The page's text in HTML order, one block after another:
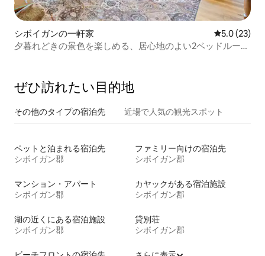
シボイガンの一軒家 レビュー23
5.0 (23)
夕暮れどきの景色を楽しめる、居心地のよい2ベッドルーム
ぜひ訪⁠れ⁠た⁠い目⁠的⁠地
その他のタ⁠イ⁠プ⁠の宿⁠泊⁠先 近場で人気の観光スポット
ペットと泊まれる宿泊先
シボイガン郡
ファミリー向けの宿泊先
シボイガン郡
マンション・アパート
シボイガン郡
カヤックがある宿泊施設
シボイガン郡
湖の近くにある宿泊施設
シボイガン郡
貸別荘
シボイガン郡